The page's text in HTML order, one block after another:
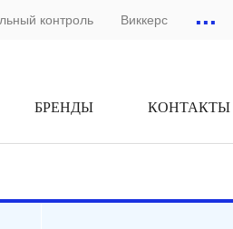
контроль Виккерс ...
БРЕНДЫ КОНТАКТЫ